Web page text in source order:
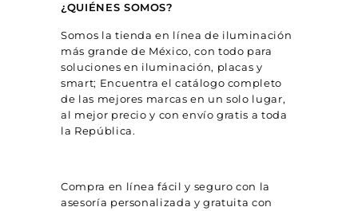
¿QUIÉNES SOMOS?
Somos la tienda en línea de iluminación
más grande de México, con todo para
soluciones en iluminación, placas y
smart; Encuentra el catálogo completo
de las mejores marcas en un solo lugar,
al mejor precio y con envío gratis a toda
la República.
Compra en línea fácil y seguro con la
asesoría personalizada y gratuita con